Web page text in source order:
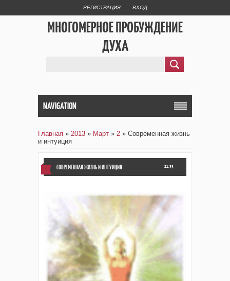
РЕГИСТРАЦИЯ ВХОД
МНОГОМЕРНОЕ ПРОБУЖДЕНИЕ
ДУХА
NAVIGATION
Главная » 2013 » Март » 2 » Современная жизнь
и интуиция
21:33
СОВРЕМЕННАЯ ЖИЗНЬ И ИНТУИЦИЯ